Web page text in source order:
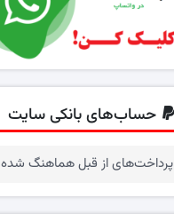
حساب‌های بانکی سایت
پرداخت‌های از قبل هماهنگ شده